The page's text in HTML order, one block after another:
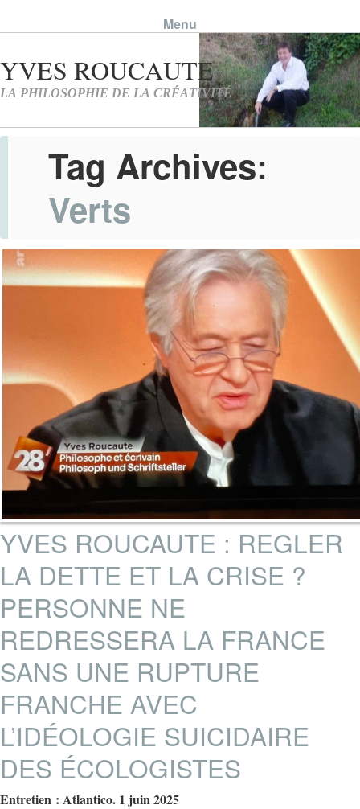
Menu
Skip to content
Tag Archives:
Verts
YVES ROUCAUTE : REGLER
LA DETTE ET LA CRISE ?
PERSONNE NE
REDRESSERA LA FRANCE
SANS UNE RUPTURE
FRANCHE AVEC
L’IDÉOLOGIE SUICIDAIRE
DES ÉCOLOGISTES
Entretien : Atlantico. 1 juin 2025